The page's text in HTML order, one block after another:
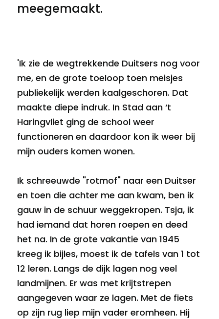
meegemaakt.
'Ik zie de wegtrekkende Duitsers nog voor
me, en de grote toeloop toen meisjes
publiekelijk werden kaalgeschoren. Dat
maakte diepe indruk. In Stad aan ‘t
Haringvliet ging de school weer
functioneren en daardoor kon ik weer bij
mijn ouders komen wonen.
Ik schreeuwde "rotmof" naar een Duitser
en toen die achter me aan kwam, ben ik
gauw in de schuur weggekropen. Tsja, ik
had iemand dat horen roepen en deed
het na. In de grote vakantie van 1945
kreeg ik bijles, moest ik de tafels van 1 tot
12 leren. Langs de dijk lagen nog veel
landmijnen. Er was met krijtstrepen
aangegeven waar ze lagen. Met de fiets
op zijn rug liep mijn vader eromheen. Hij